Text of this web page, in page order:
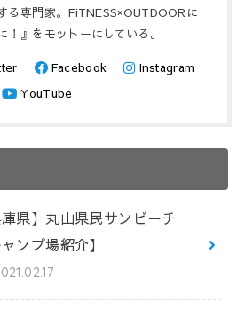
る専門家。FiTNESS×OUTDOORに
！』をモットーにしている。
Facebook
Instagram
YouTube
庫県】丸山県民サンビーチ
ャンプ場紹介】